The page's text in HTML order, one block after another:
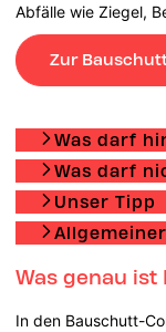
Abfälle wie Ziegel,
Zur
Was darf
Was darf
Unser Tipp
Was genau ist
In den Bauschutt-